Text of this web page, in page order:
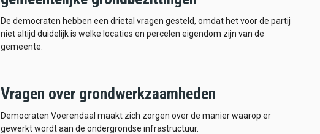
De democraten hebben een drietal vragen gesteld, omdat het voor de partij
niet altijd duidelijk is welke locaties en percelen eigendom zijn van de
gemeente.
Vragen over grondwerkzaamheden
Democraten Voerendaal maakt zich zorgen over de manier waarop er
gewerkt wordt aan de ondergrondse infrastructuur.